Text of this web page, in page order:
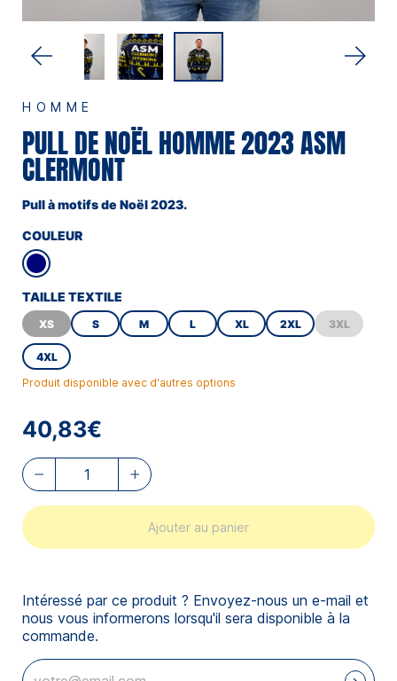
HOMME
PULL DE NOËL HOMME 2023 ASM
CLERMONT
Pull à motifs de Noël 2023.
COULEUR
TAILLE TEXTILE
XS S M L XL 2XL 3XL
4XL
Produit disponible avec d'autres options
40,83€
Ajouter au panier
Intéressé par ce produit ? Envoyez-nous un e-mail et
nous vous informerons lorsqu'il sera disponible à la
commande.